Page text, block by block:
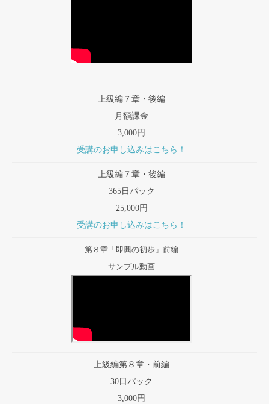
上級編７章・後編
月額課金
3,000円
受講のお申し込みはこちら！
上級編７章・後編
365日パック
25,000円
受講のお申し込みはこちら！
第８章「即興の初歩」前編
サンプル動画
上級編第８章・前編
30日パック
3,000円